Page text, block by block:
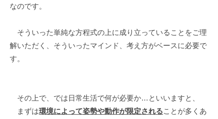
なのです。
そういった単純な方程式の上に成り立っていることをご理
解いただく、そういったマインド、考え方がベースに必要で
す。
その上で、では日常生活で何が必要か…といいますと、
まずは環境によって姿勢や動作が限定されることが多くあ